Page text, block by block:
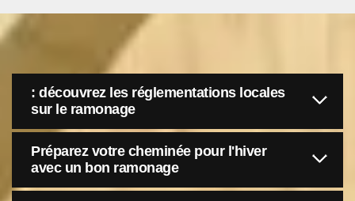
: découvrez les réglementations locales
sur le ramonage
Préparez votre cheminée pour l'hiver
avec un bon ramonage